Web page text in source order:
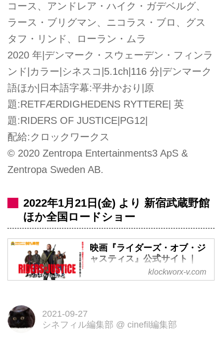
コース、アンドレア・ハイク・ガデベルグ、
ラース・ブリグマン、ニコラス・ブロ、グス
タフ・リンド、ローラン・ムラ
2020 年|デンマーク・スウェーデン・フィンラ
ンド|カラー|シネスコ|5.1ch|116 分|デンマーク
語ほか|日本語字幕:平井かおり|原
題:RETFÆRDIGHEDENS RYTTERE| 英
題:RIDERS OF JUSTICE|PG12|
配給:クロックワークス
© 2020 Zentropa Entertainments3 ApS &
Zentropa Sweden AB.
2022年1月21日(金) より 新宿武蔵野館
ほか全国ロードショー
映画『ライダーズ・オブ・ジ
ャスティス』公式サイト｜
2022年1月21日公開
ペシャリスト｜予測不可能な復讐
klockworx-v.com
2021-09-27
シネフィル編集部 @ cinefil編集部